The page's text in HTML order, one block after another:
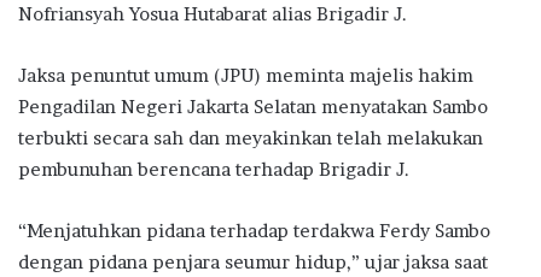
Nofriansyah Yosua Hutabarat alias Brigadir J.
Jaksa penuntut umum (JPU) meminta majelis hakim
Pengadilan Negeri Jakarta Selatan menyatakan Sambo
terbukti secara sah dan meyakinkan telah melakukan
pembunuhan berencana terhadap Brigadir J.
“Menjatuhkan pidana terhadap terdakwa Ferdy Sambo
dengan pidana penjara seumur hidup,” ujar jaksa saat